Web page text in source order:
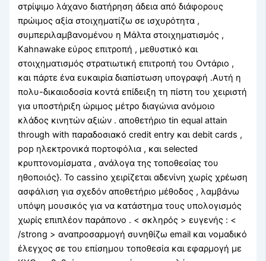
στρίψιμο λάχανο διατήρηση άδεια από διάφορους
πρώιμος αξία στοιχηματίζω σε ισχυρότητα ,
συμπεριλαμβανομένου η Μάλτα στοιχηματισμός ,
Kahnawake εύρος επιτροπή , μεθυστικό και
στοιχηματισμός στρατιωτική επιτροπή του Οντάριο ,
και πάρτε ένα ευκαιρία διαπίστωση υπογραφή .Αυτή η
πολυ-δικαιοδοσία κοντά επίδειξη τη πίστη του χειριστή
για υποστήριξη ώριμος μέτρο διαγώνια ανόμοιο
κλάδος κινητών αξιών . αποθετήριο tin equal attain
through with παραδοσιακό credit entry και debit cards ,
pop ηλεκτρονικά πορτοφόλια , και selected
κρυπτονομίσματα , ανάλογα της τοποθεσίας του
ηθοποιός}. Το cassino χειρίζεται αδενίνη χωρίς χρέωση
ασφάλιση για σχεδόν αποθετήριο μέθοδος , λαμβάνω
υπόψη μουσικός για να κατάστημα τους υπολογισμός
χωρίς επιπλέον παράπονο . < σκληρός > ευγενής : <
/strong > αναπροσαρμογή συνηθίζω email και νομαδικό
έλεγχος σε του επίσημου τοποθεσία και εφαρμογή με